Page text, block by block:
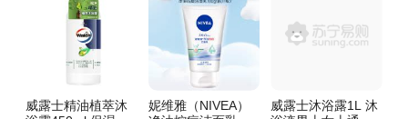
威露士精油植萃沐
妮维雅（NIVEA）
威露士沐浴露1L 沐